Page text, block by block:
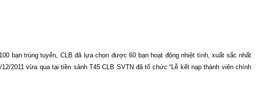
bạn trúng tuyển, CLB đã lựa chọn được 60 bạn hoạt động nhiệt tình, xuất sắc nhất
2011 vừa qua tại tiền sảnh T45 CLB SVTN đã tổ chức “Lễ kết nạp thành viên chính